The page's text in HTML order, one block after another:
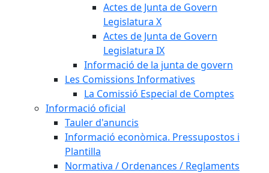
Actes de Junta de Govern
Legislatura X
Actes de Junta de Govern
Legislatura IX
Informació de la junta de govern
Les Comissions Informatives
La Comissió Especial de Comptes
Informació oficial
Tauler d'anuncis
Informació econòmica. Pressupostos i
Plantilla
Normativa / Ordenances / Reglaments